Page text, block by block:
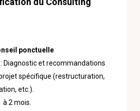
ponctuelle
: Diagnostic et recommandations
spécifique (restructuration,
etc.).
à 2 mois.